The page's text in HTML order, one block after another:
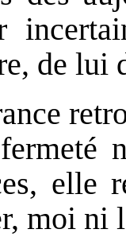
de lui
elle
moi ni